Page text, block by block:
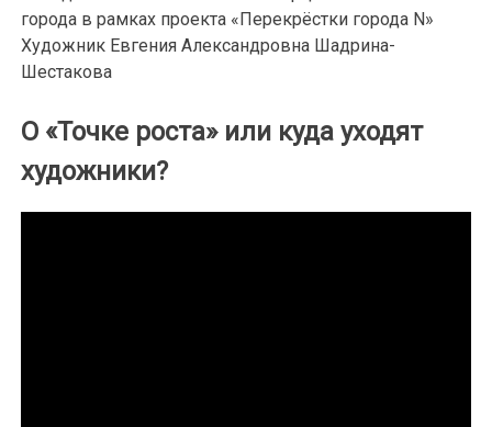
города в рамках проекта «Перекрёстки города N»
Художник Евгения Александровна Шадрина-
Шестакова
О «Точке роста» или куда уходят
художники?